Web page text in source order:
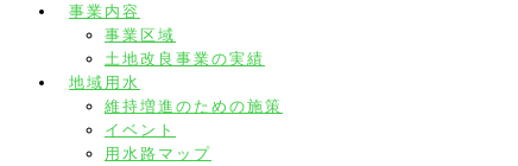
事業内容
事業区域
土地改良事業の実績
地域用水
維持増進のための施策
イベント
用水路マップ